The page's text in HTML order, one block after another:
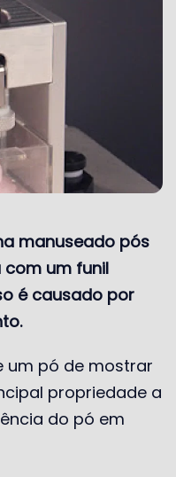
manuseado pós
um funil
é causado por
um pó de mostrar
propriedade a
do pó em